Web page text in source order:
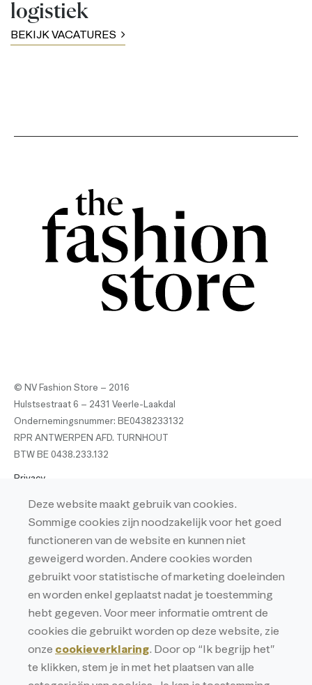
logistiek
BEKIJK VACATURES
© NV Fashion Store – 2016
Hulstsestraat 6 – 2431 Veerle-Laakdal
Ondernemingsnummer: BE0438233132
RPR ANTWERPEN AFD. TURNHOUT
BTW BE 0438.233.132
Privacy
Privacyverklaring
Cookieverklaring
Deze website maakt gebruik van cookies.
Sommige cookies zijn noodzakelijk voor het goed
functioneren van de website en kunnen niet
geweigerd worden. Andere cookies worden
gebruikt voor statistische of marketing doeleinden
en worden enkel geplaatst nadat je toestemming
hebt gegeven. Voor meer informatie omtrent de
cookies die gebruikt worden op deze website, zie
onze cookieverklaring. Door op “Ik begrijp het”
te klikken, stem je in met het plaatsen van alle